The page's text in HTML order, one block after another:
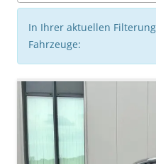
In Ihrer aktuellen
Fahrzeuge: